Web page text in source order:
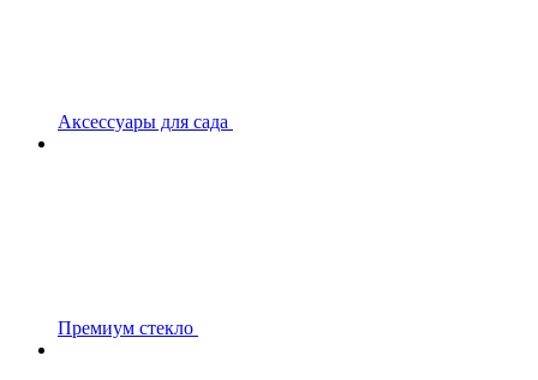
Аксессуары для сада
Премиум стекло